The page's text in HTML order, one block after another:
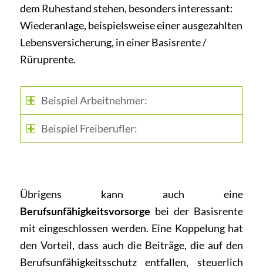
dem Ruhestand stehen, besonders interessant:
Wiederanlage, beispielsweise einer ausgezahlten
Lebensversicherung, in einer Basisrente /
Rüruprente.
Beispiel Arbeitnehmer:
Beispiel Freiberufler:
Übrigens kann auch eine
Berufsunfähigkeitsvorsorge bei der Basisrente
mit eingeschlossen werden. Eine Koppelung hat
den Vorteil, dass auch die Beiträge, die auf den
Berufsunfähigkeitsschutz entfallen, steuerlich